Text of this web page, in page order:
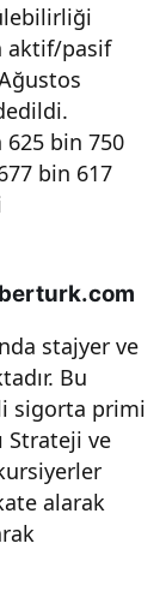
aktif/pasif
625 bin 750
bin 617
stajyer ve
Bu
sigorta primi
Strateji ve
alarak